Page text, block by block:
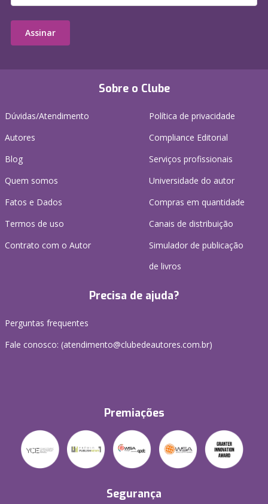
Sobre o Clube
Dúvidas/Atendimento
Autores
Blog
Quem somos
Fatos e Dados
Termos de uso
Contrato com o Autor
Política de privacidade
Compliance Editorial
Serviços profissionais
Universidade do autor
Compras em quantidade
Canais de distribuição
Simulador de publicação
de livros
Precisa de ajuda?
Perguntas frequentes
Fale conosco: (atendimento@clubedeautores.com.br)
Premiações
Segurança
Assinar